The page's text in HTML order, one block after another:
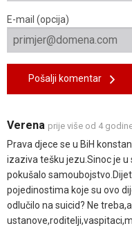
E-mail (opcija)
Pošalji komentar
Verena prije više od 4
Prava djece se u BiH
izaziva tešku jezu.Sinoc je
pokušalo
pojedinostima koje su ovo
odlučilo na suicid? Ne